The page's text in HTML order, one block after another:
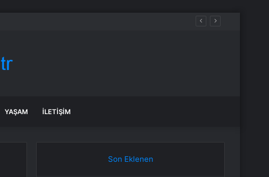
YAŞAM İLETIŞIM
Son Eklenen